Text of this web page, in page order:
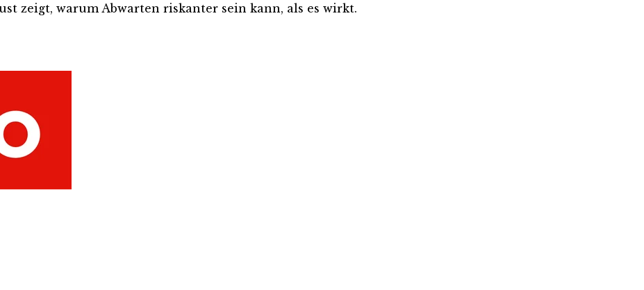
zeigt, warum Abwarten riskanter sein kann, als es wirkt.